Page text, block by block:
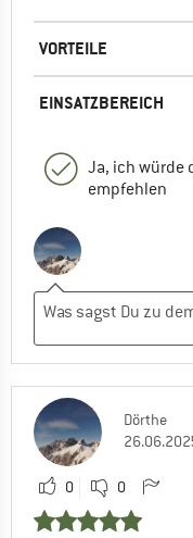
VORTEILE
EINSATZBEREICH
Ja, ich würde
empfehlen
Dörthe
0 0